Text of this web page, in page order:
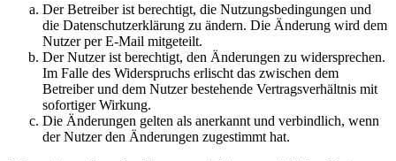
Der Betreiber ist berechtigt, die Nutzungsbedingungen und
die Datenschutzerklärung zu ändern. Die Änderung wird dem
Nutzer per E-Mail mitgeteilt.
Der Nutzer ist berechtigt, den Änderungen zu widersprechen.
Im Falle des Widerspruchs erlischt das zwischen dem
Betreiber und dem Nutzer bestehende Vertragsverhältnis mit
sofortiger Wirkung.
Die Änderungen gelten als anerkannt und verbindlich, wenn
der Nutzer den Änderungen zugestimmt hat.